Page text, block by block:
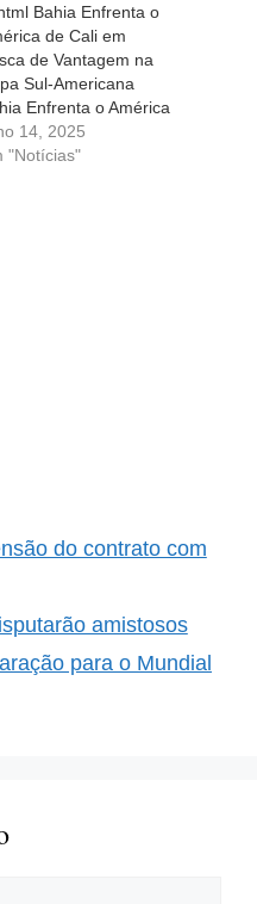
Bahia Enfrenta o
de Cali em
de Vantagem na
Sul-Americana
Enfrenta o América
em Busca de
na Copa Sul-
14, 2025
"Notícias"
do contrato com
amistosos
para o Mundial